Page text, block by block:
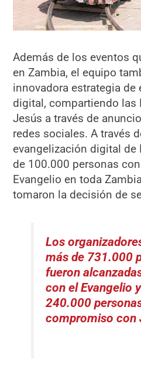
Además de los eventos
en Zambia, el equipo
innovadora estrategia de
digital, compartiendo las
Jesús a través de
redes sociales. A través
evangelización digital de
de 100.000 personas
Evangelio en toda
tomaron la decisión de
Los
más de 731.000
fueron
con el Evangelio
240.000
compromiso con